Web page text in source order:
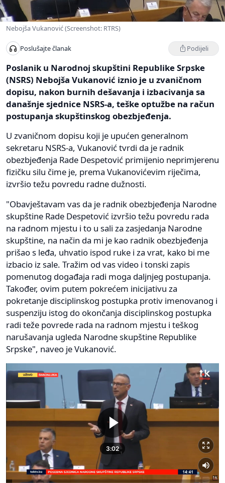
Nebojša Vukanović (Screenshot: RTRS)
Poslušajte članak Podijeli
Poslanik u Narodnoj skupštini Republike Srpske
(NSRS) Nebojša Vukanović iznio je u zvaničnom
dopisu, nakon burnih dešavanja i izbacivanja sa
današnje sjednice NSRS-a, teške optužbe na račun
postupanja skupštinskog obezbjeđenja.
U zvaničnom dopisu koji je upućen generalnom
sekretaru NSRS-a, Vukanović tvrdi da je radnik
obezbjeđenja Rade Despetović primijenio neprimjerenu
fizičku silu čime je, prema Vukanovićevim riječima,
izvršio težu povredu radne dužnosti.
"Obavještavam vas da je radnik obezbjeđenja Narodne
skupštine Rade Despetović izvršio težu povredu rada
na radnom mjestu i to u sali za zasjedanja Narodne
skupštine, na način da mi je kao radnik obezbjeđenja
prišao s leđa, uhvatio ispod ruke i za vrat, kako bi me
izbacio iz sale. Tražim od vas video i tonski zapis
pomenutog događaja radi moga daljnjeg postupanja.
Također, ovim putem pokrećem inicijativu za
pokretanje disciplinskog postupka protiv imenovanog i
suspenziju istog do okončanja disciplinskog postupka
radi teže povrede rada na radnom mjestu i teškog
narušavanja ugleda Narodne skupštine Republike
Srpske", naveo je Vukanović.